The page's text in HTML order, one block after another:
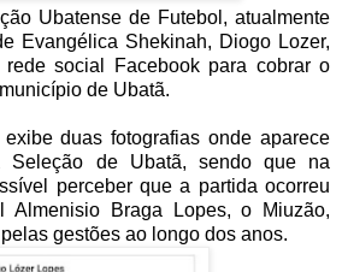
Ubatense de Futebol, atualmente
Evangélica Shekinah, Diogo Lozer,
social Facebook para cobrar o
de Ubatã.
duas fotografias onde aparece
Seleção de Ubatã, sendo que na
perceber que a partida ocorreu
Almenisio Braga Lopes, o Miuzão,
gestões ao longo dos anos.